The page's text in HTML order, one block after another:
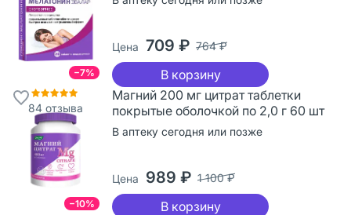
−7%
84 отзыва
Цена 709 ₽ 764 ₽
В корзину
−10%
Магний 200 мг цитрат таблетки
покрытые оболочкой по 2,0 г 60 шт
В аптеку сегодня или позже
Цена 989 ₽ 1 100 ₽
В корзину